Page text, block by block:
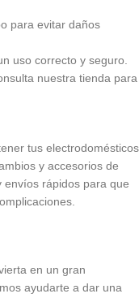
para evitar daños
uso correcto y seguro.
nuestra tienda para
tus electrodomésticos
y accesorios de
envíos rápidos para que
en un gran
ayudarte a dar una